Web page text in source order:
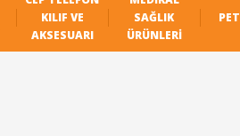
KILIF VE
AKSESUARI
SAĞLIK
ÜRÜNLERI